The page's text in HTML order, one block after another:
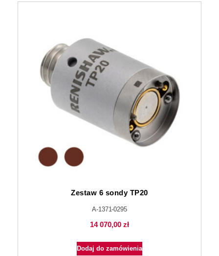
Zestaw 6 sondy TP20
A-1371-0295
14 070,00 zł
Dodaj do zamówienia